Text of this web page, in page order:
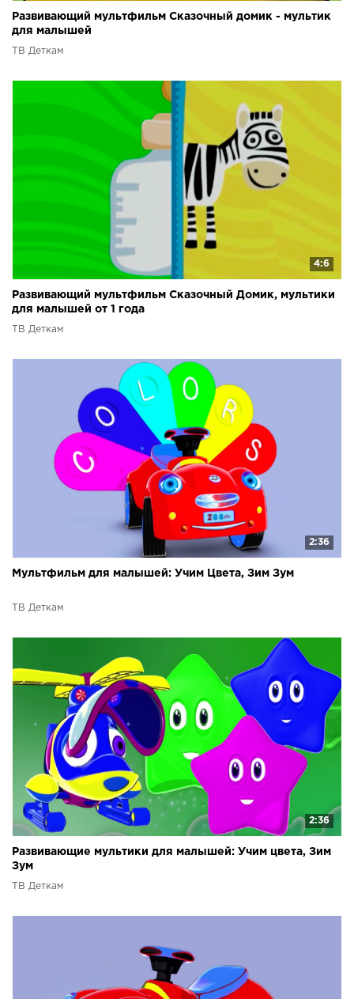
Развивающий мультфильм Сказочный домик - мультик
для малышей
ТВ Деткам
4:6
Развивающий мультфильм Сказочный Домик, мультики
для малышей от 1 года
ТВ Деткам
2:36
Мультфильм для малышей: Учим Цвета, Зим Зум
ТВ Деткам
2:36
Развивающие мультики для малышей: Учим цвета, Зим
Зум
ТВ Деткам